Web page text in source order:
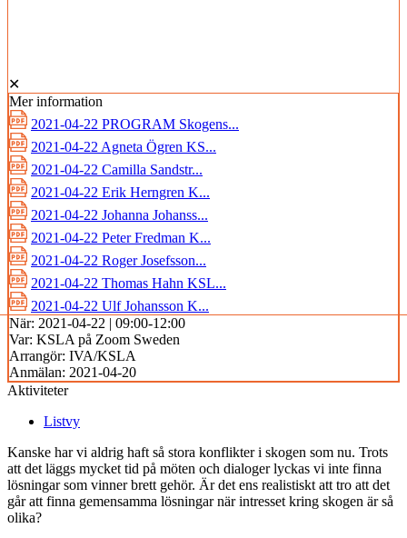
✕
Mer information
2021-04-22 PROGRAM Skogens...
2021-04-22 Agneta Ögren KS...
2021-04-22 Camilla Sandstr...
2021-04-22 Erik Herngren K...
2021-04-22 Johanna Johanss...
2021-04-22 Peter Fredman K...
2021-04-22 Roger Josefsson...
2021-04-22 Thomas Hahn KSL...
2021-04-22 Ulf Johansson K...
När: 2021-04-22 | 09:00-12:00
Var: KSLA på Zoom Sweden
Arrangör: IVA/KSLA
Anmälan: 2021-04-20
Aktiviteter
Listvy
Kanske har vi aldrig haft så stora konflikter i skogen som nu. Trots
att det läggs mycket tid på möten och dialoger lyckas vi inte finna
lösningar som vinner brett gehör. Är det ens realistiskt att tro att det
går att finna gemensamma lösningar när intresset kring skogen är så
olika?